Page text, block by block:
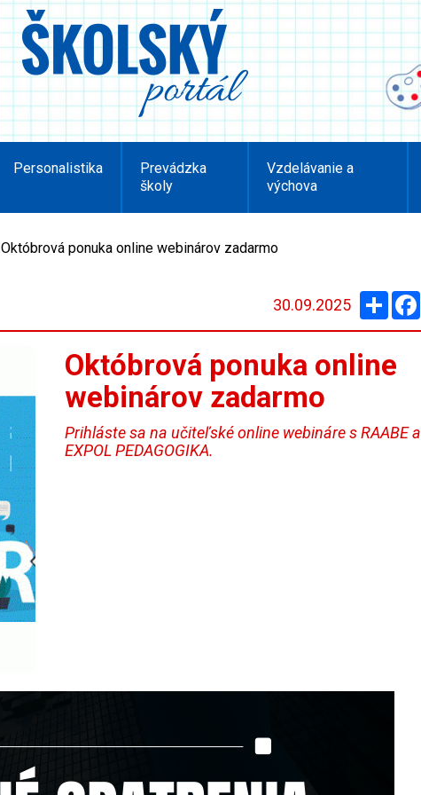
Personalistika
Prevádzka
školy
Vzdelávanie a
výchova
Októbrová ponuka online webinárov zadarmo
30.09.2025 Zdieľaj
Októbrová ponuka online
webinárov zadarmo
Prihláste sa na učiteľské online webináre s RAABE a
EXPOL PEDAGOGIKA.